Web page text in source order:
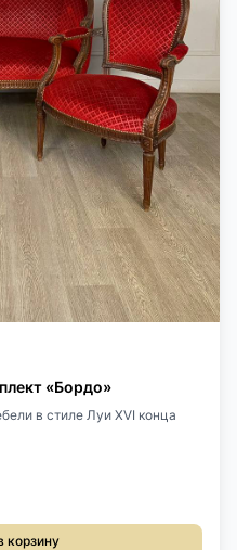
«Бордо»
в стиле Луи XVI конца
корзину